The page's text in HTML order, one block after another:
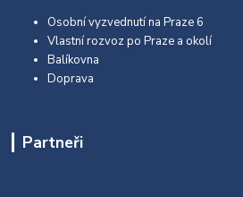
Osobní vyzvednutí na Praze 6
Vlastní rozvoz po Praze a okolí
Balíkovna
Doprava
Partneři